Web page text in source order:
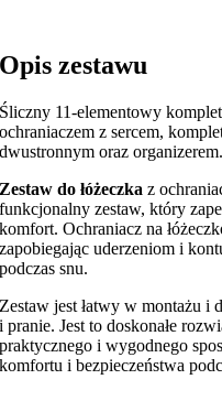
Opis zestawu
Śliczny 11-elementowy
ochraniaczem z sercem,
dwustronnym oraz organizerem.
Zestaw do łóżeczka z
funkcjonalny zestaw, który
komfort. Ochraniacz na
zapobiegając uderzeniom i
podczas snu.
Zestaw jest łatwy w montażu i
i pranie. Jest to doskonałe
praktycznego i wygodnego
komfortu i bezpieczeństwa